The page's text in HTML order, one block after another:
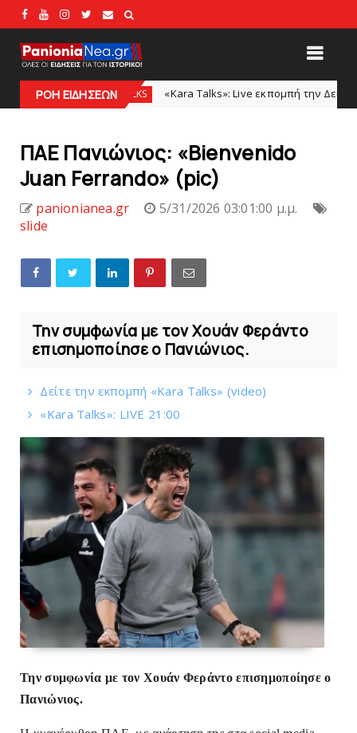
ΡΟΗ ΕΙΔΗΣΕΩΝ
KARA TALKS «Kara Talks»: Live εκπομπή την Δευτέρα μετά το φιλικό
ΠΑΕ Πανιώνιος: «Bienvenido
Juan Ferrando» (pic)
panionianea.gr
5/31/2026 03:01:00 μ.μ.
slide
Την συμφωνία με τον Χουάν Φεράντο
επισημοποίησε ο Πανιώνιος.
Δείτε την εκπομπή «Kara Talks» (video)
«Kara Talks»: LIVE 21:00
Την συμφωνία με τον Χουάν Φεράντο επισημοποίησε ο
Πανιώνιος.